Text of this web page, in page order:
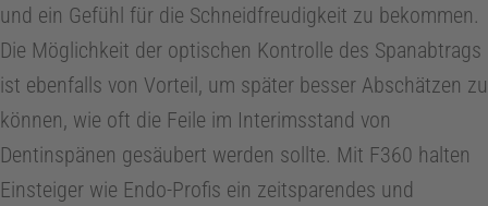
und ein Gefühl für die Schneidfreudigkeit zu bekommen.
Die Möglichkeit der optischen Kontrolle des Spanabtrags
ist ebenfalls von Vorteil, um später besser Abschätzen zu
können, wie oft die Feile im Interimsstand von
Dentinspänen gesäubert werden sollte. Mit F360 halten
Einsteiger wie Endo-Profis ein zeitsparendes und